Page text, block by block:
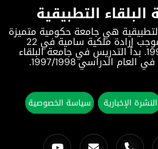
البلقاء التطبيقية
هي جامعة حكومية متميزة
تأسست بموجب إرادة ملكية سامية في 22
أغسطس 1996. بدأ التدريس في جامعة البلقاء
العام الدراسي 1997/1998.
النشرة الإخبارية سياسة الخصوصية